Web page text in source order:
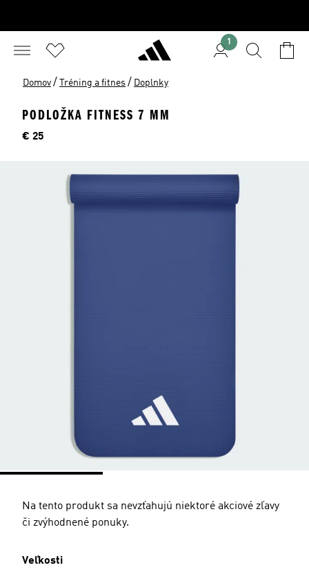
1
Domov / Tréning a fitnes / Doplnky
PODLOŽKA FITNESS 7 MM
Cena
€ 25
Na tento produkt sa nevzťahujú niektoré akciové zľavy
či zvýhodnené ponuky.
Veľkosti